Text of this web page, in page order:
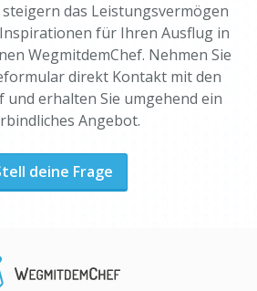
das Leistungsvermögen
für Ihren Ausflug in
WegmitdemChef. Nehmen Sie
direkt Kontakt mit den
erhalten Sie umgehend ein
Angebot.
deine Frage